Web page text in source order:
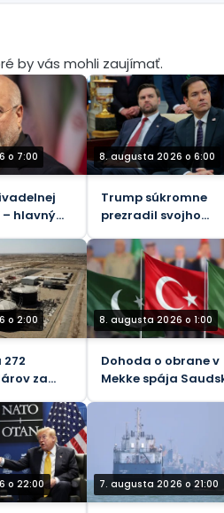
by vás mohli zaujímať.
o 7:00
hlavný
8. augusta 2026 o 6:00
Trump súkromne
prezradil svojho
o 2:00
272
za
v
v KRI
8. augusta 2026 o 1:00
Dohoda o obrane v
Mekke spája
Pakistan
o 22:00 7. augusta 2026 o 21:00